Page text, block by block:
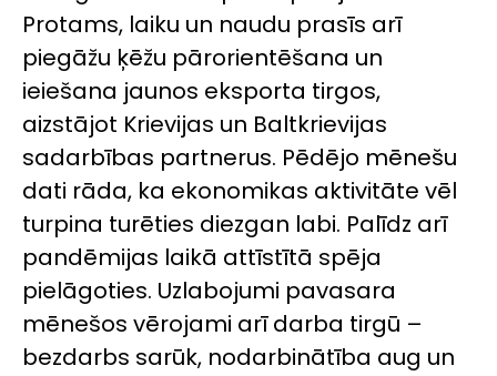
Protams, laiku un naudu prasīs arī
piegāžu ķēžu pārorientēšana un
ieiešana jaunos eksporta tirgos,
aizstājot Krievijas un Baltkrievijas
sadarbības partnerus. Pēdējo mēnešu
dati rāda, ka ekonomikas aktivitāte vēl
turpina turēties diezgan labi. Palīdz arī
pandēmijas laikā attīstītā spēja
pielāgoties. Uzlabojumi pavasara
mēnešos vērojami arī darba tirgū –
bezdarbs sarūk, nodarbinātība aug un